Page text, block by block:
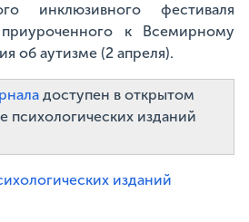
инклюзивного фестиваля
к Всемирному
об аутизме (2 апреля).
доступен в открытом
психологических изданий
изданий